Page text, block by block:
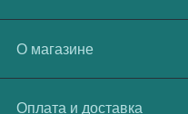
О магазине
Оплата и доставка